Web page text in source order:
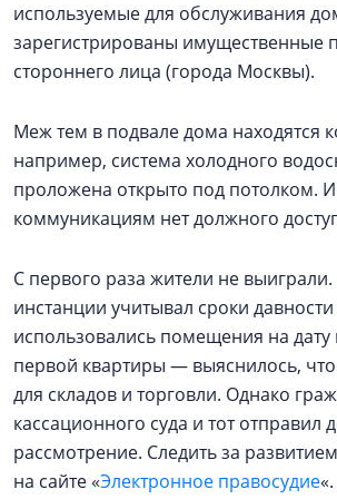
используемые для обслуживания
зарегистрированы имущественные
стороннего лица (города Москвы).
Меж тем в подвале дома находятся
например, система холодного
проложена открыто под потолком.
коммуникациям нет должного
С первого раза жители не
инстанции учитывал сроки давности
использовались помещения на дату
первой квартиры — выяснилось,
для складов и торговли. Однако
кассационного суда и тот отправил
рассмотрение. Следить за
на сайте «Электронное правосудие«.